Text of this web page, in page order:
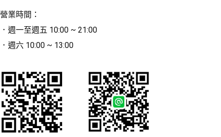
營業時間：
．週一至週五 10:00 ~ 21:00
．週六 10:00 ~ 13:00